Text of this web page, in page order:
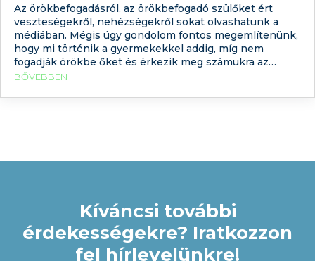
Az örökbefogadásról, az örökbefogadó szülőket ért
veszteségekről, nehézségekről sokat olvashatunk a
médiában. Mégis úgy gondolom fontos megemlítenünk,
hogy mi történik a gyermekekkel addig, míg nem
fogadják örökbe őket és érkezik meg számukra az
ideális szülőpár vagy szülő. Bizony ők is sok
találkoznak a vér szerinti szülők és/vagy a
BŐVEBBEN
Kíváncsi további
érdekességekre? Iratkozzon
fel hírlevelünkre!